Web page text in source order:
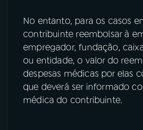
No entanto, para os casos
contribuinte reembolsar à
empregador, fundação,
ou entidade, o valor do
despesas médicas por elas
que deverá ser informado
médica do contribuinte.